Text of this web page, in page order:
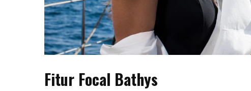
Fitur Focal Bathys